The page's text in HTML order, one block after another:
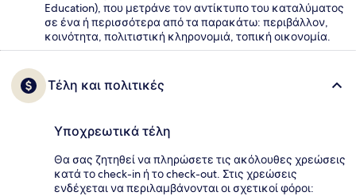
Education), που μετράνε τον αντίκτυπο του καταλύματος
σε ένα ή περισσότερα από τα παρακάτω: περιβάλλον,
κοινότητα, πολιτιστική κληρονομιά, τοπική οικονομία.
Τέλη και πολιτικές
Υποχρεωτικά τέλη
Θα σας ζητηθεί να πληρώσετε τις ακόλουθες χρεώσεις
κατά το check-in ή το check-out. Στις χρεώσεις
ενδέχεται να περιλαμβάνονται οι σχετικοί φόροι: